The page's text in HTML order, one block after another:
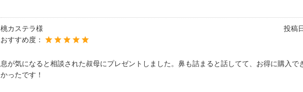
桃カステラ様 投稿
おすすめ度：
息が気になると相談された叔母にプレゼントしました。鼻も詰まると話してて、お得に購入で
かったです！